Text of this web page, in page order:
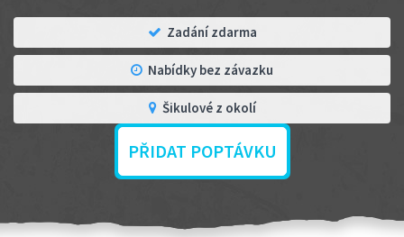
Zadání zdarma
Nabídky bez závazku
Šikulové z okolí
PŘIDAT POPTÁVKU